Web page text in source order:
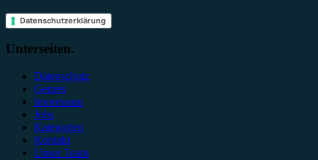
Datenschutzerklärung
Unterseiten.
Datenschutz
Genres
Impressum
Jobs
Kategorien
Kontakt
Unser Team